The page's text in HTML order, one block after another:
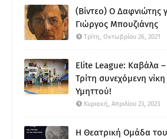
(Βίντεο) Ο Δαφνιώτης
Γιώργος Μπουζιάνης
Τρίτη, Οκτωβρίου 26, 2021
Elite League: Καβάλα
Τρίτη συνεχόμενη
Υμηττού!
Κυριακή, Απριλίου 23, 2023
Η Θεατρική Ομάδα